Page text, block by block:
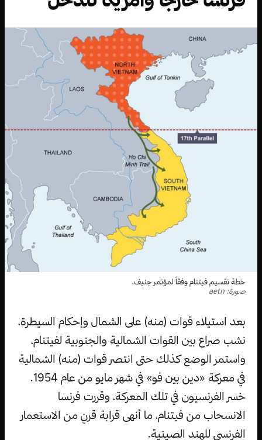
خطة تقسيم فيتنام وفقاً لمؤتمر جنيف.
صورة: aetn
بعد استيلاء قوات (منه) على الشمال وإحكام السيطرة،
نشب صراع بين القوات الشمالية والجنوبية لفيتنام،
واستمر الوضع كذلك حتى انتصر قوات (منه) الشمالية
في معركة «دين بين فو» في شهر مايو من عام 1954.
خسر الفرنسيون في تلك المعركة، وقررت فرنسا
الانسحاب من فيتنام، ما أنهى قرابة قرنٍ من الاستعمار
الفرنسي للهند الصينية.